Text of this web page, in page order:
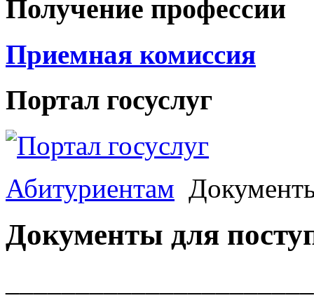
Получение профессии
Приемная комиссия
Портал госуслуг
Абитуриентам
Документы для